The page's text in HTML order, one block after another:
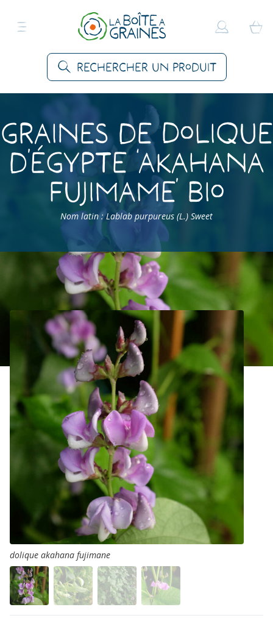
Rechercher un produit
Graines de Dolique
d’Égypte ‘Akahana
Fujimame’ Bio
Nom latin : Lablab purpureus (L.) Sweet
Produits > Graines Légumes Doliques
Dolique d’Égypte ‘Akahana Fujimame’ Bio
dolique akahana fujimane